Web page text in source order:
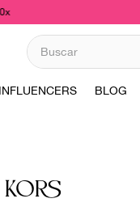
Buscar
INFLUENCERS BLOG